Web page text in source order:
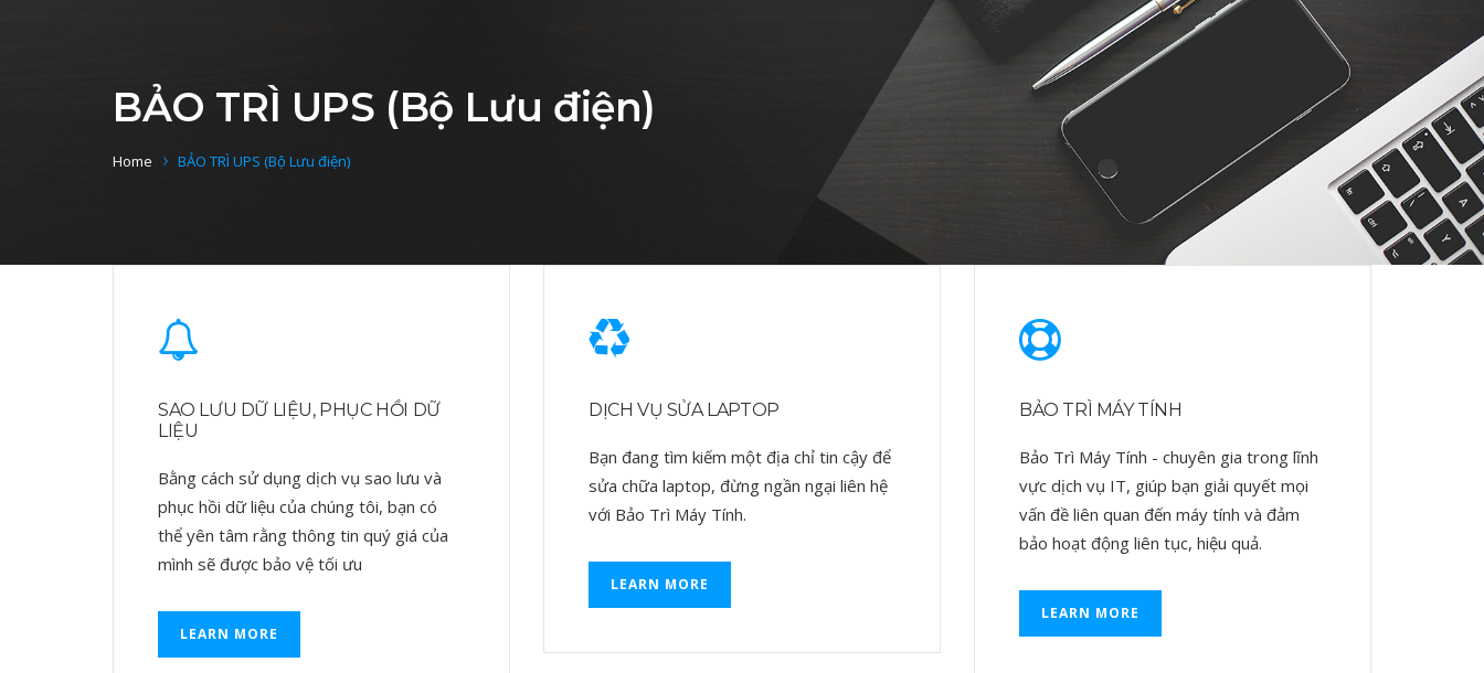
BẢO TRÌ UPS (Bộ Lưu điện)
Home BẢO TRÌ UPS (Bộ Lưu điện)
SAO LƯU DỮ LIỆU, PHỤC HỒI DỮ
LIỆU
Bằng cách sử dụng dịch vụ sao lưu và
phục hồi dữ liệu của chúng tôi, bạn có
thể yên tâm rằng thông tin quý giá của
mình sẽ được bảo vệ tối ưu
LEARN MORE
DỊCH VỤ SỬA LAPTOP
Bạn đang tìm kiếm một địa chỉ tin cậy để
sửa chữa laptop, đừng ngần ngại liên hệ
với Bảo Trì Máy Tính.
LEARN MORE
BẢO TRÌ MÁY TÍNH
Bảo Trì Máy Tính - chuyên gia trong lĩnh
vực dịch vụ IT, giúp bạn giải quyết mọi
vấn đề liên quan đến máy tính và đảm
bảo hoạt động liên tục, hiệu quả.
LEARN MORE